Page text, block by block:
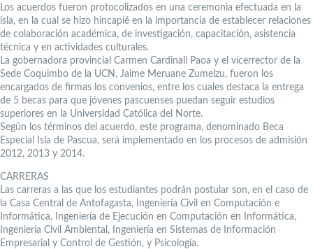
Los acuerdos fueron protocolizados en una ceremonia efectuada en la
isla, en la cual se hizo hincapié en la importancia de establecer relaciones
de colaboración académica, de investigación, capacitación, asistencia
técnica y en actividades culturales.
La gobernadora provincial Carmen Cardinali Paoa y el vicerrector de la
Sede Coquimbo de la UCN, Jaime Meruane Zumelzu, fueron los
encargados de firmas los convenios, entre los cuales destaca la entrega
de 5 becas para que jóvenes pascuenses puedan seguir estudios
superiores en la Universidad Católica del Norte.
Según los términos del acuerdo, este programa, denominado Beca
Especial Isla de Pascua, será implementado en los procesos de admisión
2012, 2013 y 2014.
CARRERAS
Las carreras a las que los estudiantes podrán postular son, en el caso de
la Casa Central de Antofagasta, Ingeniería Civil en Computación e
Informática, Ingeniería de Ejecución en Computación en Informática,
Ingeniería Civil Ambiental, Ingeniería en Sistemas de Información
Empresarial y Control de Gestión, y Psicología.